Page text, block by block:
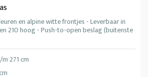
en alpine witte frontjes - Leverbaar in
210 hoog - Push-to-open beslag (buitenste
m 271 cm